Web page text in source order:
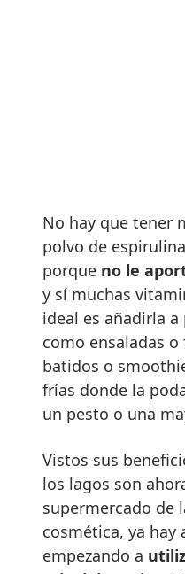
No hay que tener
polvo de
porque no le
y sí muchas
ideal es añadirla
como ensaladas
batidos o
frías donde la
un pesto o una
Vistos sus
los lagos son
supermercado de
cosmética, ya hay
empezando a